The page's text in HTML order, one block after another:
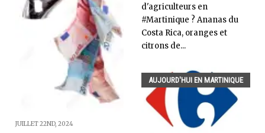
JUILLET 22ND, 2024
d'agriculteurs en
#Martinique ? Ananas du
Costa Rica, oranges et
citrons de...
AUJOURD'HUI EN MARTINIQUE